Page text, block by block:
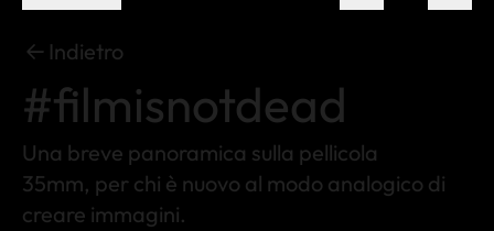
Indietro
#filmisnotdead
Una breve panoramica sulla pellicola
35mm, per chi è nuovo al modo analogico di
creare immagini.